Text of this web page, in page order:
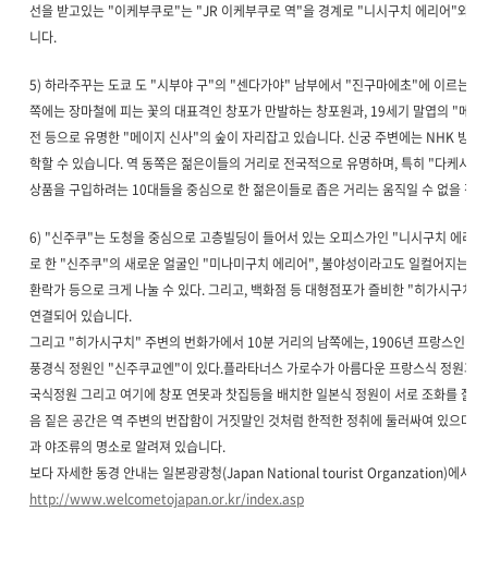
선을 받고있는 "이케부쿠로"는 "JR 이케부쿠로 역"을 경계로 "니시구치 에리어"와 "
니다.
5) 하라주꾸는 도쿄 도 "시부야 구"의 "센다가야" 남부에서 "진구마에초"에 이르는
쪽에는 장마철에 피는 꽃의 대표격인 창포가 만발하는 창포원과, 19세기 말엽의 "메
전 등으로 유명한 "메이지 신사"의 숲이 자리잡고 있습니다. 신궁 주변에는 NHK 방송
학할 수 있습니다. 역 동쪽은 젊은이들의 거리로 전국적으로 유명하며, 특히 "다케시
상품을 구입하려는 10대들을 중심으로 한 젊은이들로 좁은 거리는 움직일 수 없을 정
6) "신주쿠"는 도청을 중심으로 고층빌딩이 들어서 있는 오피스가인 "니시구치 에리
로 한 "신주쿠"의 새로운 얼굴인 "미나미구치 에리어", 불야성이라고도 일컬어지는 "
환락가 등으로 크게 나눌 수 있다. 그리고, 백화점 등 대형점포가 즐비한 "히가시구치
연결되어 있습니다.
그리고 "히가시구치" 주변의 번화가에서 10분 거리의 남쪽에는, 1906년 프랑스인 기
풍경식 정원인 "신주쿠교엔"이 있다.플라타너스 가로수가 아름다운 프랑스식 정원과
국식정원 그리고 여기에 창포 연못과 찻집등을 배치한 일본식 정원이 서로 조화를 잘
음 짙은 공간은 역 주변의 번잡함이 거짓말인 것처럼 한적한 정취에 둘러싸여 있으며,
과 야조류의 명소로 알려져 있습니다.
보다 자세한 동경 안내는 일본광광청(Japan National tourist Organzation)에서 확
http://www.welcometojapan.or.kr/index.asp